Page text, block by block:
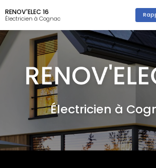
au
contenu
principal
RENOV'ELEC 16
Électricien à Cognac
Électricien à